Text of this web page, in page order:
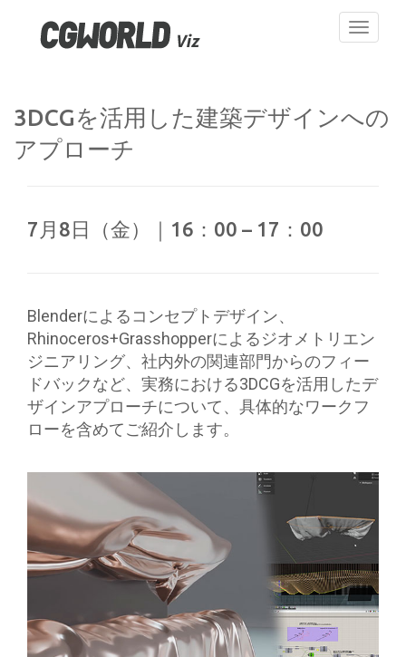
Toggle
3DCGを活用した建築デザインへの
アプローチ
7月8日（金）｜16：00 – 17：00
Blenderによるコンセプトデザイン、
Rhinoceros+Grasshopperによるジオメトリエン
ジニアリング、社内外の関連部門からのフィー
ドバックなど、実務における3DCGを活用したデ
ザインアプローチについて、具体的なワークフ
ローを含めてご紹介します。